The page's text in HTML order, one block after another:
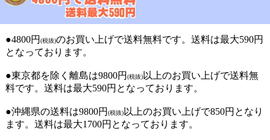
●4800円 (税抜)のお買い上げで送料無料です。送料は最大590円
となっております。
●東京都を除く離島は9800円 (税抜)以上のお買い上げで送料無
料です。送料は最大590円となっております。
●沖縄県の送料は9800円 (税抜)以上のお買い上げで850円となり
ます。送料は最大1700円となっております。